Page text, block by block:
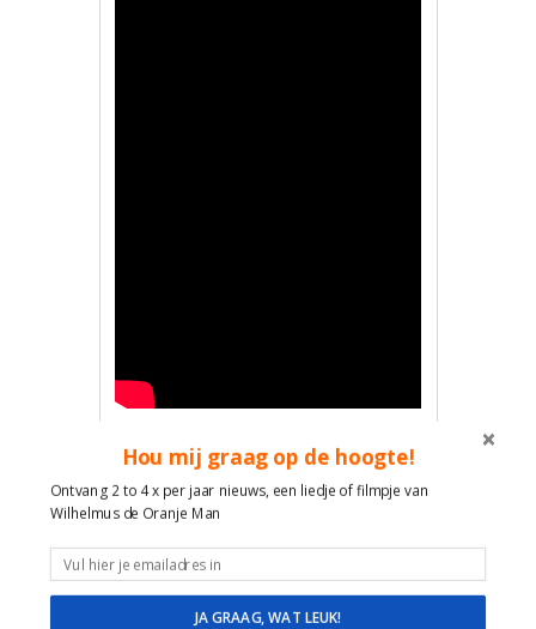
Zie filmpjes TikTok met
verjaardagsfilmpjes gebruik makend
van de Engelstalige versie
https://www.tiktok.com/music/Hip-
Hip-Hooray-It’s-Your-Happy-
Birthday-7068462651650607106?
Hou mij graag op de hoogte!
Ontvang 2 to 4 x per jaar nieuws, een liedje of filmpje van
Wilhelmus de Oranje Man
JA GRAAG, WAT LEUK!